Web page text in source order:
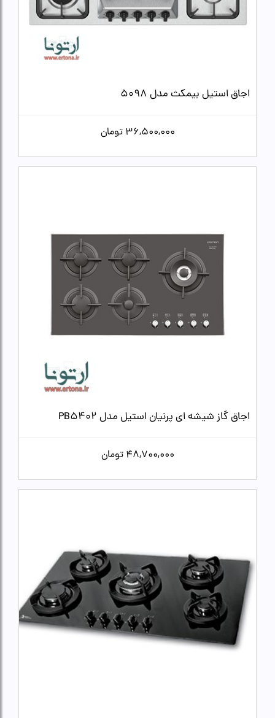
اجاق استیل بیمکث مدل 5098
36,500,000 تومان
اجاق گاز شیشه ای پرنیان استیل مدل PB5402
48,700,000 تومان